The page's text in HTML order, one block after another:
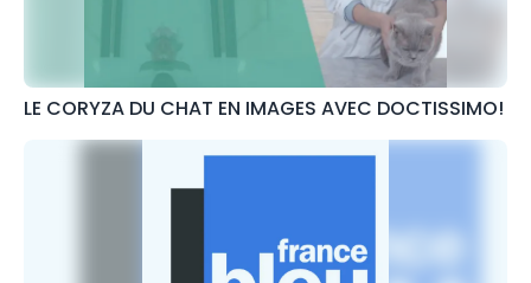
LE CORYZA DU CHAT EN IMAGES AVEC DOCTISSIMO!